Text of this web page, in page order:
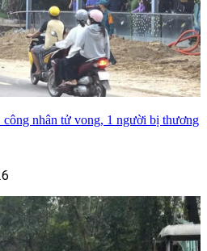
nhân tử vong, 1 người bị thương